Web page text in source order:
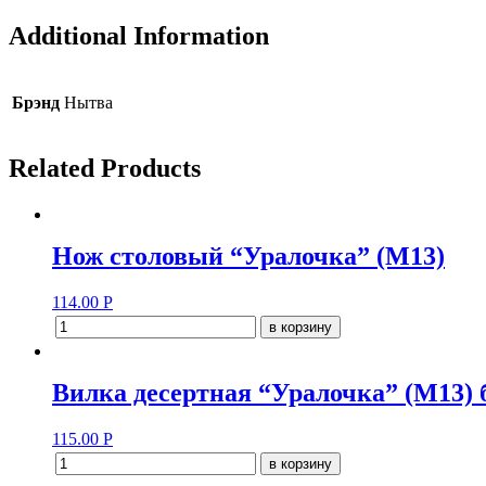
Additional Information
Брэнд Нытва
Related Products
Нож столовый “Уралочка” (М13)
114.00 Р
в корзину
Вилка десертная “Уралочка” (М13)
115.00 Р
в корзину